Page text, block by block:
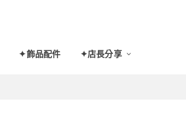
✦飾品配件 ✦店長分享